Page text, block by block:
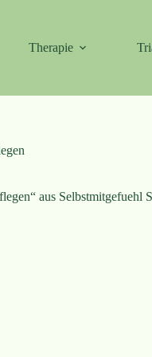
Therapie
aus